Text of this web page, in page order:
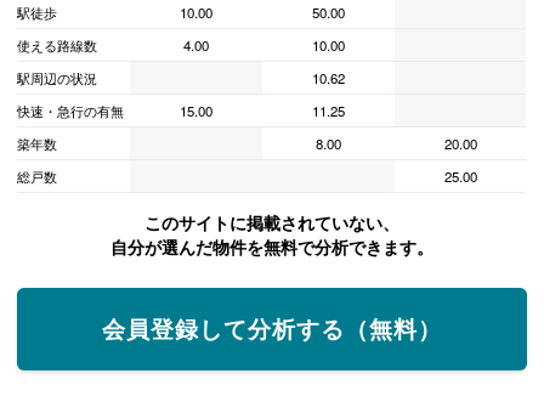
駅徒歩
10.00
50.00
使える路線数
4.00
10.00
駅周辺の状況
10.62
快速・急行の有無
15.00
11.25
築年数
8.00
20.00
総戸数
25.00
このサイトに掲載されていない、
自分が選んだ物件を無料で分析できます。
会員登録して分析する（無料）